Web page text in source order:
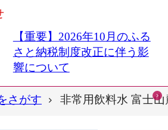
【重要】2026年10月のふる
さと納税制度改正に伴う影
響について
さがす 非常用飲料水 富士